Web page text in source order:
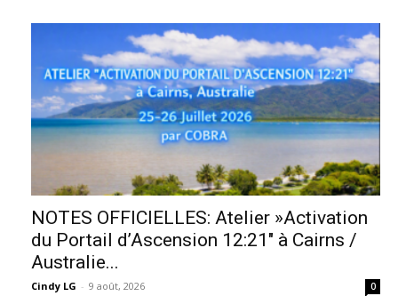
NOTES OFFICIELLES: Atelier »Activation
du Portail d’Ascension 12:21″ à Cairns /
Australie...
Cindy LG - 9 août, 2026 0